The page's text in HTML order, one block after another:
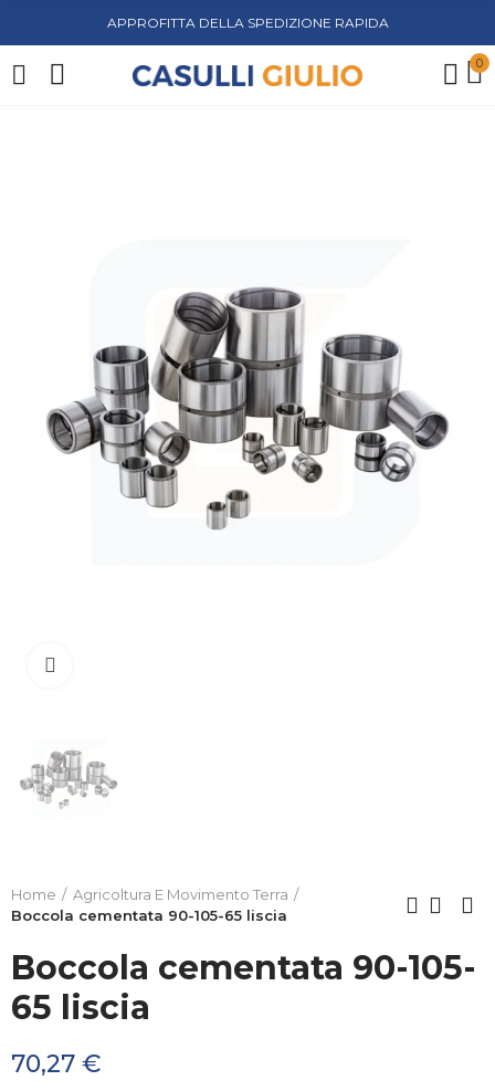
APPROFITTA DELLA SPEDIZIONE RAPIDA
0
Home
Agricoltura E Movimento Terra
Boccola cementata 90-105-65 liscia
Boccola cementata 90-105-
65 liscia
70,27 €